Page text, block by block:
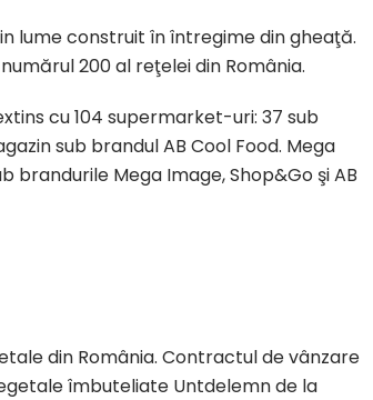
lume construit în întregime din gheaţă.
200 al reţelei din România.
cu 104 supermarket-uri: 37 sub
sub brandul AB Cool Food. Mega
brandurile Mega Image, Shop&Go şi AB
din România. Contractul de vânzare
îmbuteliate Untdelemn de la